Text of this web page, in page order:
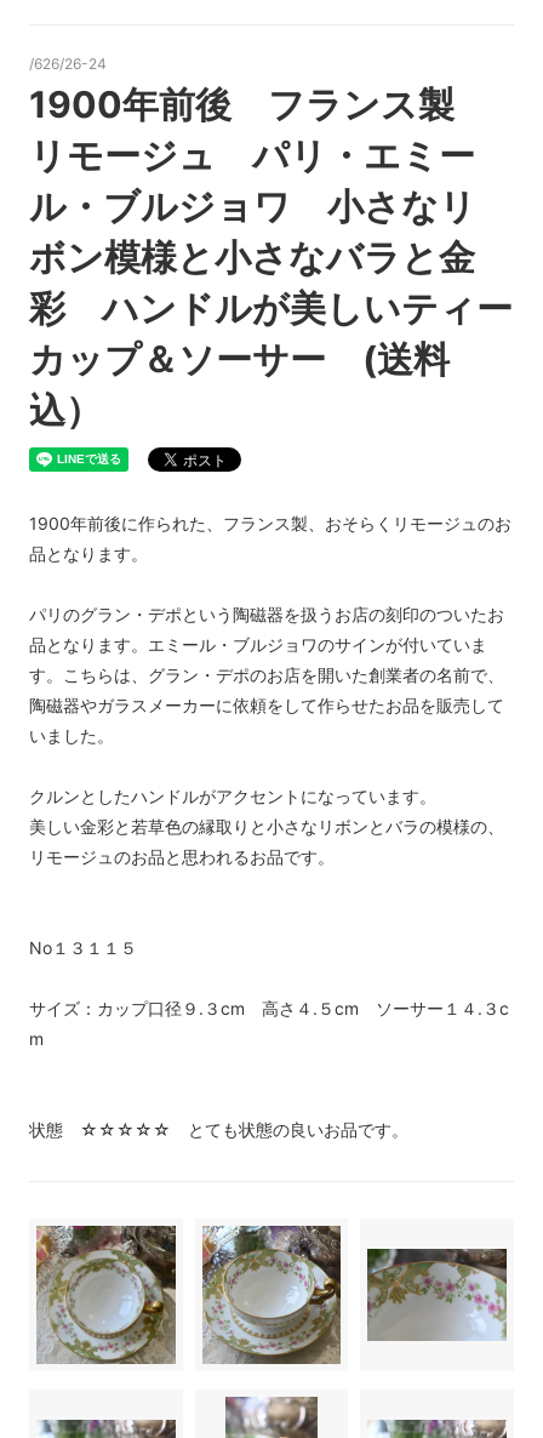
/626/26-24
1900年前後 フランス製
リモージュ パリ・エミー
ル・ブルジョワ 小さなリ
ボン模様と小さなバラと金
彩 ハンドルが美しいティー
カップ＆ソーサー (送料
込）
1900年前後に作られた、フランス製、おそらくリモージュのお
品となります。
パリのグラン・デポという陶磁器を扱うお店の刻印のついたお
品となります。エミール・ブルジョワのサインが付いていま
す。こちらは、グラン・デポのお店を開いた創業者の名前で、
陶磁器やガラスメーカーに依頼をして作らせたお品を販売して
いました。
クルンとしたハンドルがアクセントになっています。
美しい金彩と若草色の縁取りと小さなリボンとバラの模様の、
リモージュのお品と思われるお品です。
No１３１１５
サイズ：カップ口径９.３cm 高さ４.５cm ソーサー１４.３c
m
状態 ☆☆☆☆☆ とても状態の良いお品です。